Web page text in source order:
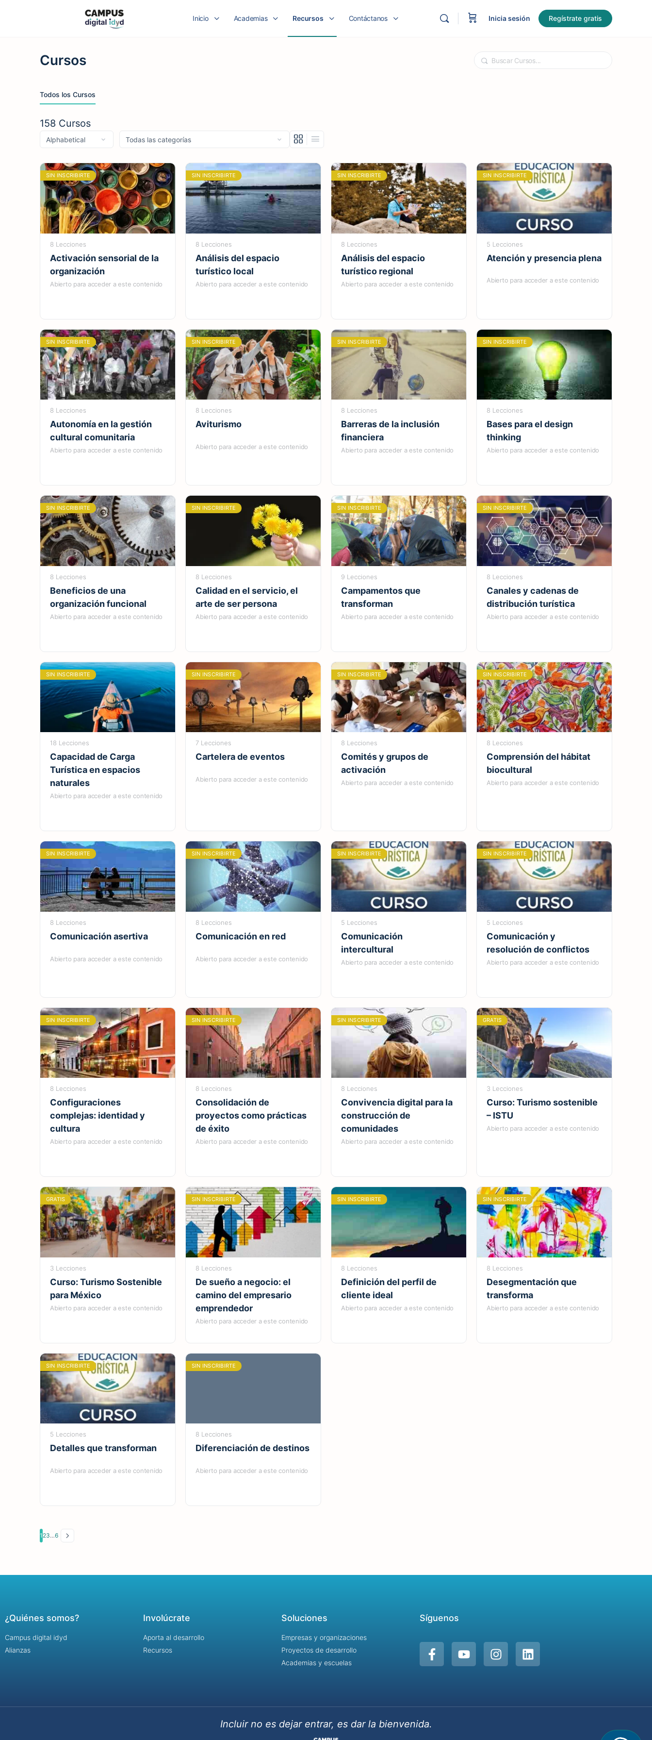
Inicio Academias Recursos Contáctanos Inicia sesión Regístrate gratis
Cursos Buscar
Todos los Cursos
158 Cursos
SIN INSCRIBIRTE
8 Lecciones
Activación sensorial de la
organización
Abierto para acceder a este contenido
SIN INSCRIBIRTE
8 Lecciones
Análisis del espacio
turístico local
Abierto para acceder a este contenido
SIN INSCRIBIRTE
8 Lecciones
Análisis del espacio
turístico regional
Abierto para acceder a este contenido
SIN INSCRIBIRTE
5 Lecciones
Atención y presencia plena
Abierto para acceder a este contenido
SIN INSCRIBIRTE
8 Lecciones
Autonomía en la gestión
cultural comunitaria
Abierto para acceder a este contenido
SIN INSCRIBIRTE
8 Lecciones
Aviturismo
Abierto para acceder a este contenido
SIN INSCRIBIRTE
8 Lecciones
Barreras de la inclusión
financiera
Abierto para acceder a este contenido
SIN INSCRIBIRTE
8 Lecciones
Bases para el design
thinking
Abierto para acceder a este contenido
SIN INSCRIBIRTE
8 Lecciones
Beneficios de una
organización funcional
Abierto para acceder a este contenido
SIN INSCRIBIRTE
8 Lecciones
Calidad en el servicio, el
arte de ser persona
Abierto para acceder a este contenido
SIN INSCRIBIRTE
9 Lecciones
Campamentos que
transforman
Abierto para acceder a este contenido
SIN INSCRIBIRTE
8 Lecciones
Canales y cadenas de
distribución turística
Abierto para acceder a este contenido
SIN INSCRIBIRTE
18 Lecciones
Capacidad de Carga
Turística en espacios
naturales
Abierto para acceder a este contenido
SIN INSCRIBIRTE
7 Lecciones
Cartelera de eventos
Abierto para acceder a este contenido
SIN INSCRIBIRTE
8 Lecciones
Comités y grupos de
activación
Abierto para acceder a este contenido
SIN INSCRIBIRTE
8 Lecciones
Comprensión del hábitat
biocultural
Abierto para acceder a este contenido
SIN INSCRIBIRTE
8 Lecciones
Comunicación asertiva
Abierto para acceder a este contenido
SIN INSCRIBIRTE
8 Lecciones
Comunicación en red
Abierto para acceder a este contenido
SIN INSCRIBIRTE
5 Lecciones
Comunicación
intercultural
Abierto para acceder a este contenido
SIN INSCRIBIRTE
5 Lecciones
Comunicación y
resolución de conflictos
Abierto para acceder a este contenido
SIN INSCRIBIRTE
8 Lecciones
Configuraciones
complejas: identidad y
cultura
Abierto para acceder a este contenido
SIN INSCRIBIRTE
8 Lecciones
Consolidación de
proyectos como prácticas
de éxito
Abierto para acceder a este contenido
SIN INSCRIBIRTE
8 Lecciones
Convivencia digital para la
construcción de
comunidades
Abierto para acceder a este contenido
GRATIS
3 Lecciones
Curso: Turismo sostenible
– ISTU
Abierto para acceder a este contenido
GRATIS
3 Lecciones
Curso: Turismo Sostenible
para México
Abierto para acceder a este contenido
SIN INSCRIBIRTE
8 Lecciones
De sueño a negocio: el
camino del empresario
emprendedor
Abierto para acceder a este contenido
SIN INSCRIBIRTE
8 Lecciones
Definición del perfil de
cliente ideal
Abierto para acceder a este contenido
SIN INSCRIBIRTE
8 Lecciones
Desegmentación que
transforma
Abierto para acceder a este contenido
SIN INSCRIBIRTE
5 Lecciones
Detalles que transforman
Abierto para acceder a este contenido
SIN INSCRIBIRTE
8 Lecciones
Diferenciación de destinos
Abierto para acceder a este contenido
1 23…6
¿Quiénes somos?
Campus digital idyd
Alianzas
Involúcrate
Aporta al desarrollo
Recursos
Soluciones
Empresas y organizaciones
Proyectos de desarrollo
Academias y escuelas
Síguenos
Incluir no es dejar entrar, es dar la bienvenida.